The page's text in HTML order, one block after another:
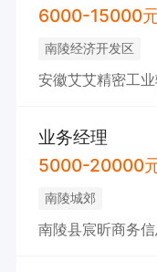
6000-15000
南陵经济开发区
安徽艾艾精密工
业务经理
5000-20000
南陵城郊
南陵县宸昕商务